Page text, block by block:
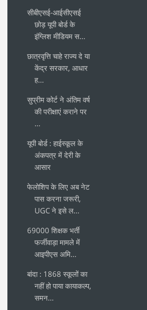
सीबीएसई-आईसीएसई
छोड़ यूपी बोर्ड के
इंग्लिश मीडियम स...
छात्रवृत्ति चाहे राज्य दे या
केंद्र सरकार, आधार
ह...
सुप्रीम कोर्ट ने अंतिम वर्ष
की परीक्षाएं कराने पर
...
यूपी बोर्ड : हाईस्कूल के
अंकपत्र में देरी के
आसार
फेलोशिप के लिए अब नेट
पास करना जरूरी,
UGC ने इसे ल...
69000 शिक्षक भर्ती
फर्जीवाड़ा मामले में
आइपीएस अमि...
बांदा : 1868 स्कूलों का
नहीं हो पाया कायाकल्प,
समन...